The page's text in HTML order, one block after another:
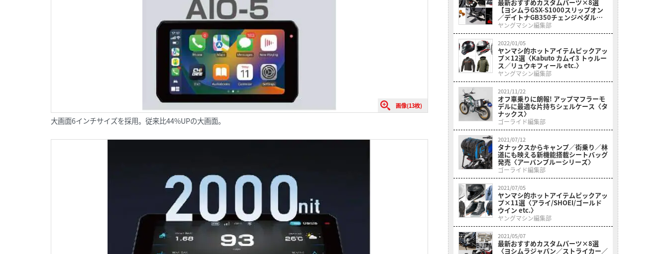
画像(13枚)
大画面6インチサイズを採用。従来比44%UPの大画面。
最新おすすめカスタムパーツ×8選
【ヨシムラGSX-S1000スリップオン
／デイトナGB350チェンジペダルキ
ットetc.】
ヤングマシン編集部
2022/01/05
ヤンマシ的ホットアイテムピックアッ
プ×12選〈Kabuto カムイ3 トゥルー
ス／リュウキフィール etc.〉
ヤングマシン編集部
2021/11/22
オフ車乗りに朗報! アップマフラーモ
デルに最適な片持ちシェルケース〈タ
ナックス〉
ゴーライド編集部
2021/07/12
タナックスからキャンプ／街乗り／林
道にも映える新機能搭載シートバッグ
発売〈アーバンブルーシリーズ〉
ゴーライド編集部
2021/07/05
ヤンマシ的ホットアイテムピックアッ
プ×11選〈アライ/SHOEI/ゴールド
ウイン etc.〉
ヤングマシン編集部
2021/05/07
最新おすすめカスタムパーツ×8選
〈ヨシムラジャパン／ストライカー／